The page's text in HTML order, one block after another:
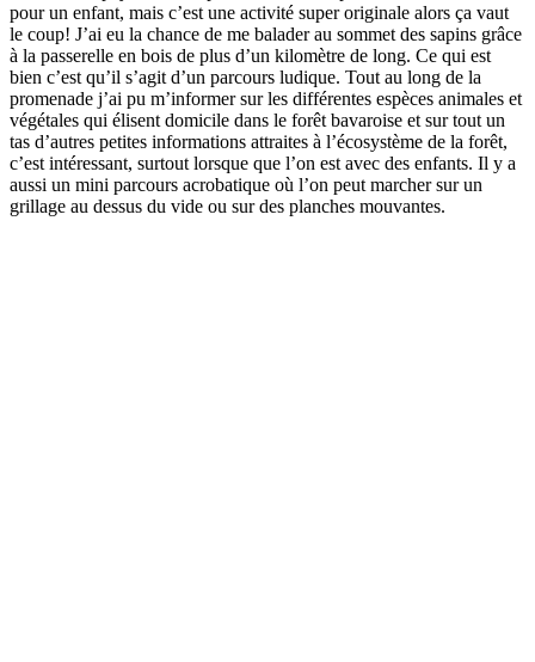
pour un enfant, mais c’est une activité super originale alors ça vaut
le coup! J’ai eu la chance de me balader au sommet des sapins grâce
à la passerelle en bois de plus d’un kilomètre de long. Ce qui est
bien c’est qu’il s’agit d’un parcours ludique. Tout au long de la
promenade j’ai pu m’informer sur les différentes espèces animales et
végétales qui élisent domicile dans le forêt bavaroise et sur tout un
tas d’autres petites informations attraites à l’écosystème de la forêt,
c’est intéressant, surtout lorsque que l’on est avec des enfants. Il y a
aussi un mini parcours acrobatique où l’on peut marcher sur un
grillage au dessus du vide ou sur des planches mouvantes.